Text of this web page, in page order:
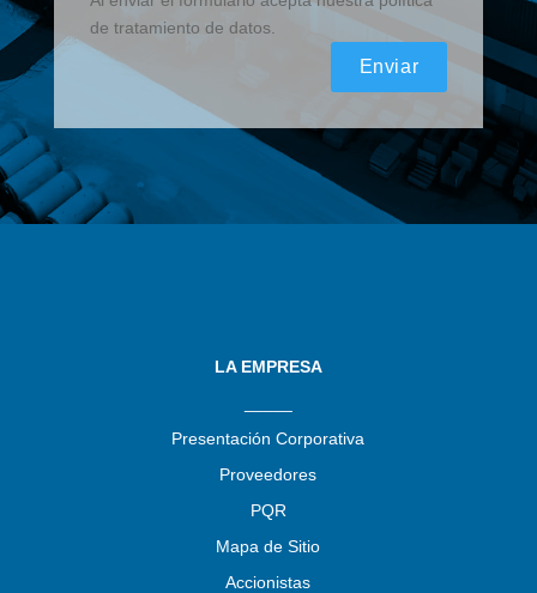
de tratamiento de datos.
LA EMPRESA
Presentación Corporativa
Proveedores
PQR
Mapa de Sitio
Accionistas